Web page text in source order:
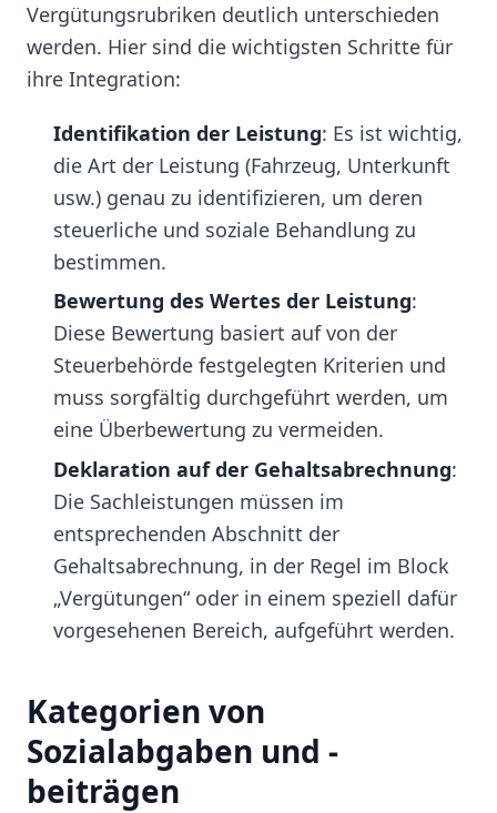
Vergütungsrubriken deutlich unterschieden
werden. Hier sind die wichtigsten Schritte für
ihre Integration:
Identifikation der Leistung: Es ist wichtig,
die Art der Leistung (Fahrzeug, Unterkunft
usw.) genau zu identifizieren, um deren
steuerliche und soziale Behandlung zu
bestimmen.
Bewertung des Wertes der Leistung:
Diese Bewertung basiert auf von der
Steuerbehörde festgelegten Kriterien und
muss sorgfältig durchgeführt werden, um
eine Überbewertung zu vermeiden.
Deklaration auf der Gehaltsabrechnung:
Die Sachleistungen müssen im
entsprechenden Abschnitt der
Gehaltsabrechnung, in der Regel im Block
„Vergütungen“ oder in einem speziell dafür
vorgesehenen Bereich, aufgeführt werden.
Kategorien von
Sozialabgaben und -
beiträgen